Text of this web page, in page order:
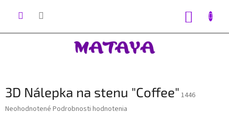
3D Nálepka na stenu "Coffee" 1446
Priemerné
Neohodnotené Podrobnosti hodnotenia